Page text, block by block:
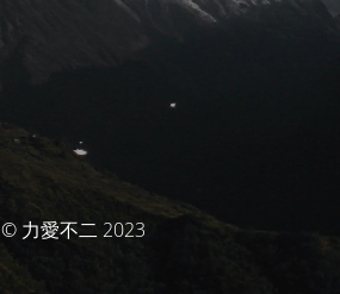
© 力愛不二 2023